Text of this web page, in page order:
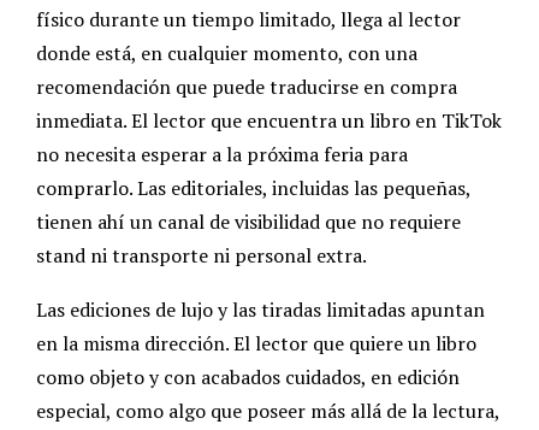
físico durante un tiempo limitado, llega al lector
donde está, en cualquier momento, con una
recomendación que puede traducirse en compra
inmediata. El lector que encuentra un libro en TikTok
no necesita esperar a la próxima feria para
comprarlo. Las editoriales, incluidas las pequeñas,
tienen ahí un canal de visibilidad que no requiere
stand ni transporte ni personal extra.
Las ediciones de lujo y las tiradas limitadas apuntan
en la misma dirección. El lector que quiere un libro
como objeto y con acabados cuidados, en edición
especial, como algo que poseer más allá de la lectura,